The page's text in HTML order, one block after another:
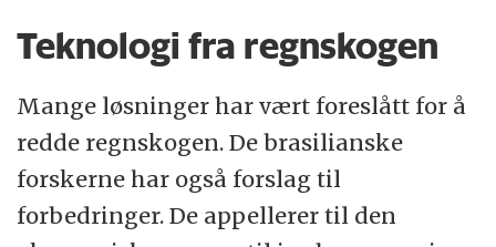
Teknologi fra regnskogen
Mange løsninger har vært foreslått for å
redde regnskogen. De brasilianske
forskerne har også forslag til
forbedringer. De appellerer til den